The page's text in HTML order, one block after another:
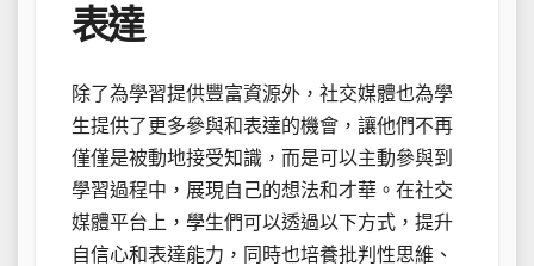
表達
除了為學習提供豐富資源外，社交媒體也為學
生提供了更多參與和表達的機會，讓他們不再
僅僅是被動地接受知識，而是可以主動參與到
學習過程中，展現自己的想法和才華。在社交
媒體平台上，學生們可以透過以下方式，提升
自信心和表達能力，同時也培養批判性思維、